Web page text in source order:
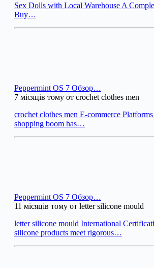
Sex Dolls with Local Warehouse A
Buy…
Peppermint OS 7 Обзор…
7 місяців тому от crochet clothes men
crochet clothes men E-commerce
shopping boom has…
Peppermint OS 7 Обзор…
11 місяців тому от letter silicone mould
letter silicone mould International
silicone products meet rigorous…